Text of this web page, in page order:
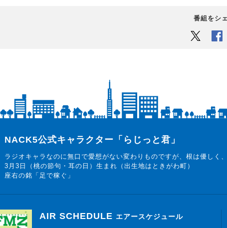
番組をシ
Twitter
らじっと君
NACK5公式キャラクター「らじっと君」
ラジオキャラなのに無口で愛想がない変わりものですが、根は優しく
3月3日（桃の節句・耳の日）生まれ（出生地はときがわ町）
座右の銘「足で稼ぐ」
AIR SCHEDULE エアースケジュール